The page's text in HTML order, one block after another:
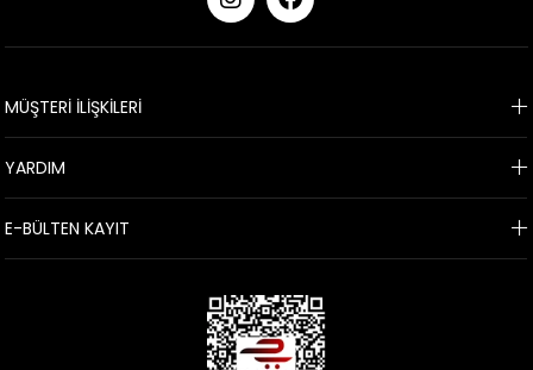
MÜŞTERİ İLİŞKİLERİ
YARDIM
E-BÜLTEN KAYIT